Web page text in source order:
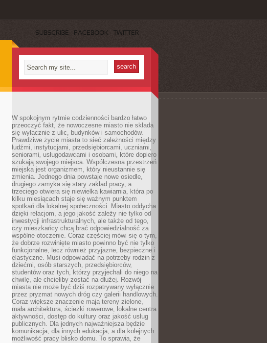
SUBSCRIBE FACEBOOK TWITTER
W spokojnym rytmie codzienności bardzo łatwo
przeoczyć fakt, że nowoczesne miasto nie składa
się wyłącznie z ulic, budynków i samochodów.
Prawdziwe życie miasta to sieć zależności między
ludźmi, instytucjami, przedsiębiorcami, uczniami,
seniorami, usługodawcami i osobami, które dopiero
szukają swojego miejsca. Współczesna przestrzeń
miejska jest organizmem, który nieustannie się
zmienia. Jednego dnia powstaje nowe osiedle,
drugiego zamyka się stary zakład pracy, a
trzeciego otwiera się niewielka kawiarnia, która po
kilku miesiącach staje się ważnym punktem
spotkań dla lokalnej społeczności. Miasto oddycha
dzięki relacjom, a jego jakość zależy nie tylko od
inwestycji infrastrukturalnych, ale także od tego,
czy mieszkańcy chcą brać odpowiedzialność za
wspólne otoczenie. Coraz częściej mówi się o tym,
że dobrze rozwinięte miasto powinno być nie tylko
funkcjonalne, lecz również przyjazne, bezpieczne i
elastyczne. Musi odpowiadać na potrzeby rodzin z
dziećmi, osób starszych, przedsiębiorców,
studentów oraz tych, którzy przyjechali do niego na
chwilę, ale chcieliby zostać na dłużej. Rozwój
miasta nie może być dziś rozpatrywany wyłącznie
przez pryzmat nowych dróg czy galerii handlowych.
Coraz większe znaczenie mają tereny zielone,
mała architektura, ścieżki rowerowe, lokalne centra
aktywności, dostęp do kultury oraz jakość usług
publicznych. Dla jednych najważniejsza będzie
komunikacja, dla innych edukacja, a dla kolejnych
możliwość pracy blisko domu. To sprawia, że